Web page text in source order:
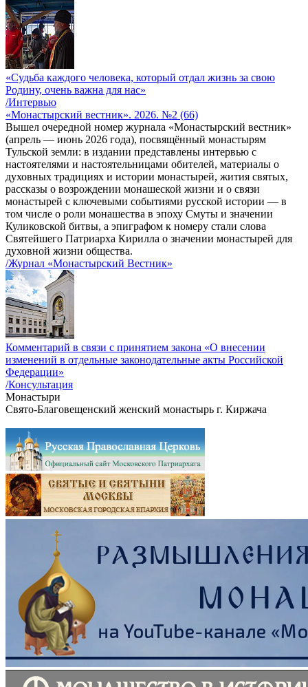
«Судьба каждого человека, который отдал жизнь за свою
Родину, очень важна для нас»
/Интервью
«Монастырский вестник». 2026. №2 (66)
Вышел очередной номер журнала «Монастырский вестник»
(апрель — июнь 2026 года), посвящённый монастырям
Тульской земли: в издании представлены интервью с
настоятелями и настоятельницами обителей, материалы о
духовных традициях и истории монастырей, жития святых,
рассказы о возрождении монашеской жизни и о связи
монастырей с ключевыми событиями русской истории — в
том числе о роли монашества в эпоху Смуты и значении
Куликовской битвы, а эпиграфом к номеру стали слова
Святейшего Патриарха Кирилла о значении монастырей для
духовной жизни общества.
/Журнал «Монастырский Вестник»
Комментарий в связи с принятием закона «О внесении
изменений в отдельные законодательные акты Российской
Федерации»
/Консультация
Монастыри
Свято-Благовещенский женский монастырь г. Киржача